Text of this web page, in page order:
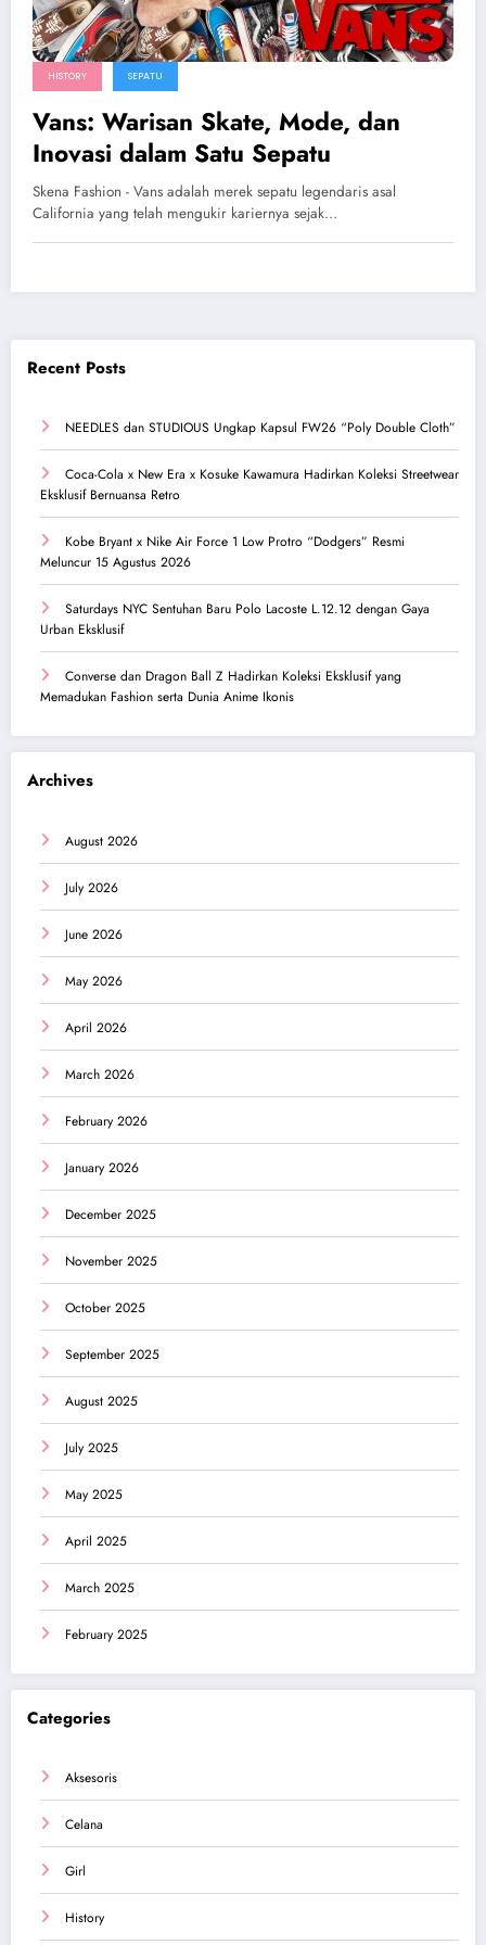
HISTORY SEPATU
Vans: Warisan Skate, Mode, dan
Inovasi dalam Satu Sepatu
Skena Fashion - Vans adalah merek sepatu legendaris asal
California yang telah mengukir kariernya sejak…
Recent Posts
NEEDLES dan STUDIOUS Ungkap Kapsul FW26 “Poly Double Cloth”
Coca-Cola x New Era x Kosuke Kawamura Hadirkan Koleksi Streetwear
Eksklusif Bernuansa Retro
Kobe Bryant x Nike Air Force 1 Low Protro “Dodgers” Resmi
Meluncur 15 Agustus 2026
Saturdays NYC Sentuhan Baru Polo Lacoste L.12.12 dengan Gaya
Urban Eksklusif
Converse dan Dragon Ball Z Hadirkan Koleksi Eksklusif yang
Memadukan Fashion serta Dunia Anime Ikonis
Archives
August 2026
July 2026
June 2026
May 2026
April 2026
March 2026
February 2026
January 2026
December 2025
November 2025
October 2025
September 2025
August 2025
July 2025
May 2025
April 2025
March 2025
February 2025
Categories
Aksesoris
Celana
Girl
History